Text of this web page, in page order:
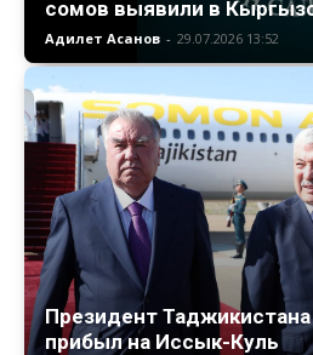
сомов выявили в
Адилет Асанов - 29.07.2026 13:52
Президент
прибыл на Иссык-Куль